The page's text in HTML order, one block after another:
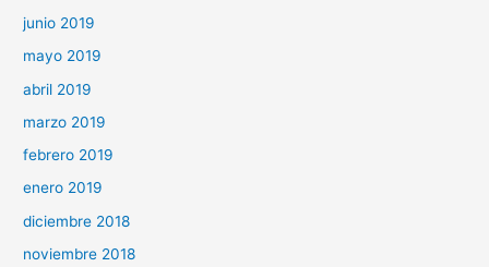
junio 2019
mayo 2019
abril 2019
marzo 2019
febrero 2019
enero 2019
diciembre 2018
noviembre 2018